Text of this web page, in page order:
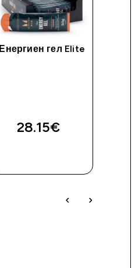
Енергиен гел Elite
28.15€‎